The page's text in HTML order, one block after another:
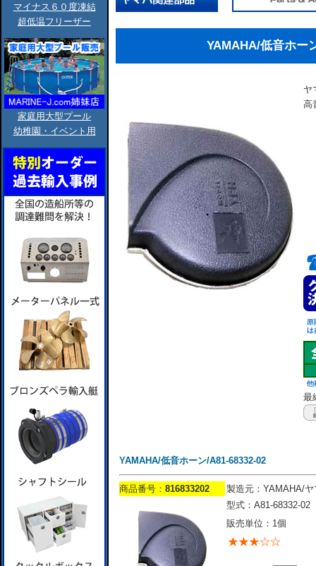
マイナス６０度凍結
超低温フリーザー
家庭用大型プール
幼稚園・イベント用
YAMAHA/低音ホー
ヤ
高
最
YAMAHA/低音ホーン/A81-68332-02
商品番号： 816833202
製造元：YAMAHA/
型式：A81-68332-02
販売単位：1個